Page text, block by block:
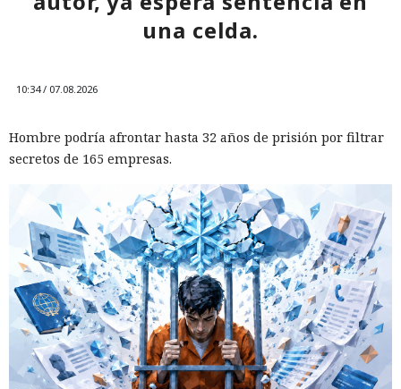
una celda.
10:34 / 07.08.2026
Hombre podría afrontar hasta 32 años de prisión por filtrar
secretos de 165 empresas.